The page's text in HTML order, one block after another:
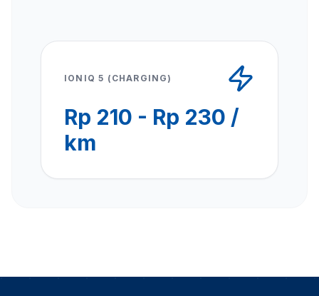
IONIQ 5 (CHARGING)
Rp 210 - Rp 230 /
km